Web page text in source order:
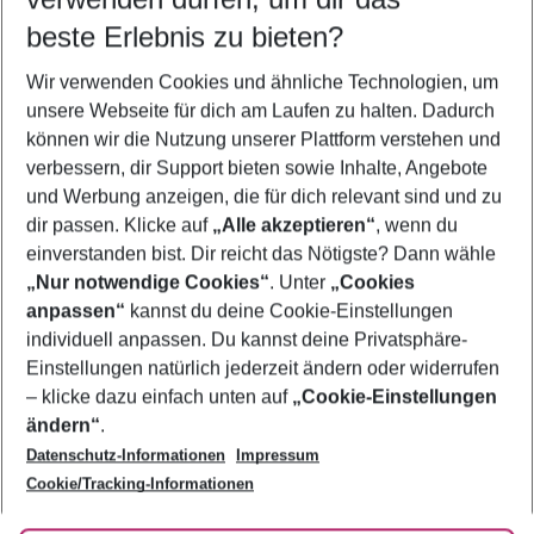
5-8 Nächte
2 Erwachsene Keine Kinder
Mehr Filter anzeigen
Footer
Footer navigation
Über uns
AGB
Bestpreisgarantie
Cookie-Einstellungen ändern
Cookie-Richtlinie
Agenturbetreuung
Barrierefreies Reisen
Folge uns
beste Erlebnis zu bieten?
Wir verwenden Cookies und ähnliche Technologien, um
unsere Webseite für dich am Laufen zu halten. Dadurch
können wir die Nutzung unserer Plattform verstehen und
verbessern, dir Support bieten sowie Inhalte, Angebote
und Werbung anzeigen, die für dich relevant sind und zu
dir passen. Klicke auf „Alle akzeptieren“, wenn du
einverstanden bist. Dir reicht das Nötigste? Dann wähle
„Nur notwendige Cookies“. Unter „Cookies
anpassen“ kannst du deine Cookie-Einstellungen
individuell anpassen. Du kannst deine Privatsphäre-
Einstellungen natürlich jederzeit ändern oder widerrufen
– klicke dazu einfach unten auf „Cookie-Einstellungen
ändern“.
Datenschutz-Informationen
Impressum
Cookie/Tracking-Informationen